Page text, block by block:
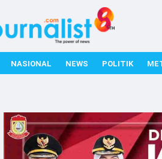
NASIONAL NEWS POLITIK